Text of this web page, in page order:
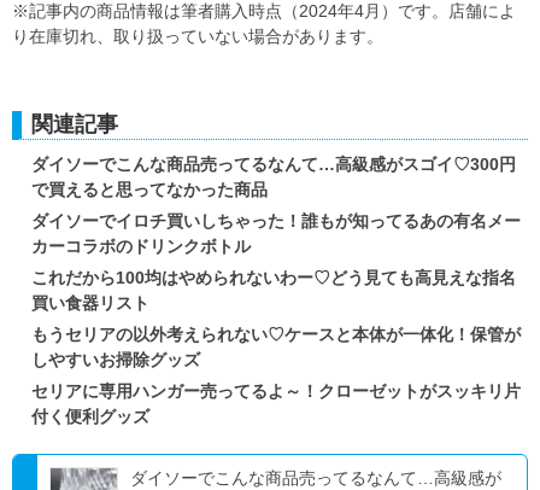
※記事内の商品情報は筆者購入時点（2024年4月）です。店舗によ
り在庫切れ、取り扱っていない場合があります。
関連記事
ダイソーでこんな商品売ってるなんて…高級感がスゴイ♡300円
で買えると思ってなかった商品
ダイソーでイロチ買いしちゃった！誰もが知ってるあの有名メー
カーコラボのドリンクボトル
これだから100均はやめられないわー♡どう見ても高見えな指名
買い食器リスト
もうセリアの以外考えられない♡ケースと本体が一体化！保管が
しやすいお掃除グッズ
セリアに専用ハンガー売ってるよ～！クローゼットがスッキリ片
付く便利グッズ
ダイソーでこんな商品売ってるなんて…高級感が